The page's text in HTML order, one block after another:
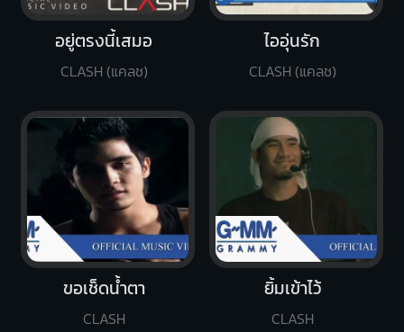
อยู่ตรงนี้เสมอ
CLASH (แคลช)
ไออุ่นรัก
CLASH (แคลช)
ขอเช็ดน้ำตา
CLASH
ยิ้มเข้าไว้
CLASH